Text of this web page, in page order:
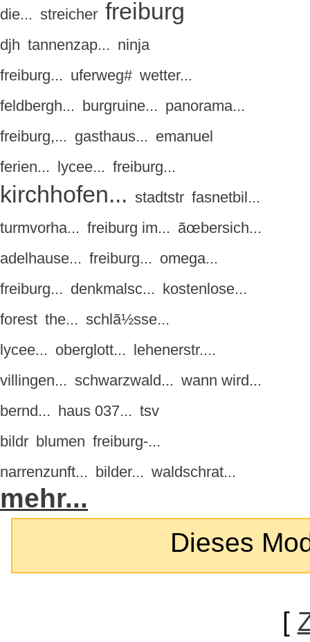
die... streicher freiburg
djh tannenzap... ninja
freiburg... uferweg# wetter...
feldbergh... burgruine... panorama...
freiburg,... gasthaus... emanuel
ferien... lycee... freiburg...
kirchhofen... stadtstr fasnetbil...
turmvorha... freiburg im... ãœbersich...
adelhause... freiburg... omega...
freiburg... denkmalsc... kostenlose...
forest the... schlã½sse...
lycee... oberglott... lehenerstr....
villingen... schwarzwald... wann wird...
bernd... haus 037... tsv
bildr blumen freiburg-...
narrenzunft... bilder... waldschrat...
mehr...
Dieses
[